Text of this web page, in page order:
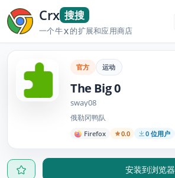
Crx 搜搜
一个牛X的扩展和应用商店
官方 运动
The Big 0
sway08
俄勒冈鸭队
Firefox 0.0 0 位用户
安装到浏览器